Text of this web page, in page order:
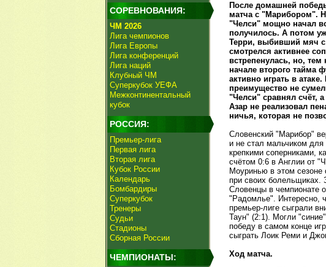
СОРЕВНОВАНИЯ:
ЧМ 2026
Лига чемпионов
Лига Европы
Лига конференций
Лига наций
Клубный ЧМ
Суперкубок УЕФА
Межконтинентальный
кубок
РОССИЯ:
Премьер-лига
Первая лига
Вторая лига
Кубок России
Календарь
Бомбардиры
Суперкубок
Тренеры
Судьи
Стадионы
Сборная России
ЧЕМПИОНАТЫ:
После домашней
матча с "Марибором".
"Челси" мощно начал
получилось. А потом
Терри, выбивший мяч с
смотрелся активнее
встрепенулась, но,
начале второго тайма
активно играть в
преимущество не
"Челси" сравнял счёт,
Азар не реализовал
ничья, которая не
Словенский "Марибор"
и не стал мальчиком
крепкими соперниками,
счётом 0:6 в Англии от
Моуринью в этом сезоне
при своих болельщиках.
Словенцы в чемпионате
"Радомлье". Интересно,
премьер-лиге сыграли
Таун" (2:1). Могли
победу в самом конце
сыграть Лоик Реми и
Ход матча.